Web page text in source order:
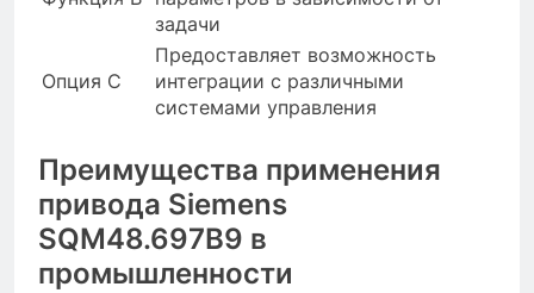
задачи
Опция C
Предоставляет возможность
интеграции с различными
системами управления
Преимущества применения
привода Siemens
SQM48.697B9 в
промышленности